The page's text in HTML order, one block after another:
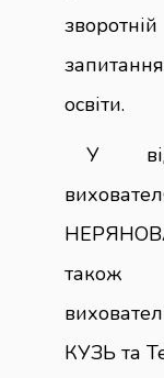
освіти.
У
також
КУЗЬ та